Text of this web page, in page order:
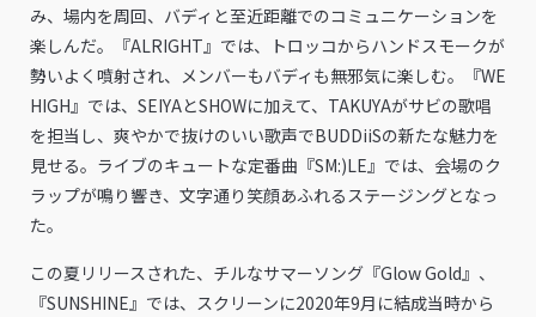
み、場内を周回、バディと至近距離でのコミュニケーションを
楽しんだ。『ALRIGHT』では、トロッコからハンドスモークが
勢いよく噴射され、メンバーもバディも無邪気に楽しむ。『WE
HIGH』では、SEIYAとSHOWに加えて、TAKUYAがサビの歌唱
を担当し、爽やかで抜けのいい歌声でBUDDiiSの新たな魅力を
見せる。ライブのキュートな定番曲『SM:)LE』では、会場のク
ラップが鳴り響き、文字通り笑顔あふれるステージングとなっ
た。
この夏リリースされた、チルなサマーソング『Glow Gold』、
『SUNSHINE』では、スクリーンに2020年9月に結成当時から